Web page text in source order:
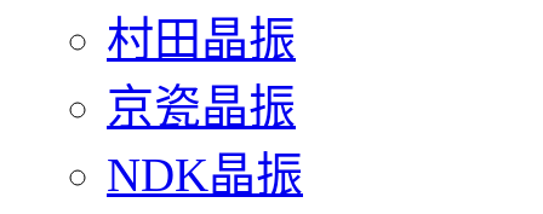
村田晶振
京瓷晶振
NDK晶振